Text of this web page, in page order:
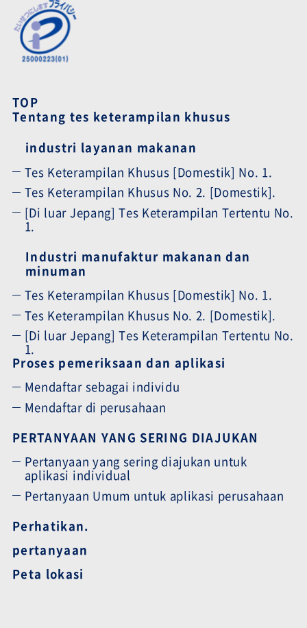
TOP
Tentang tes keterampilan khusus
industri layanan makanan
Tes Keterampilan Khusus [Domestik] No. 1.
Tes Keterampilan Khusus No. 2. [Domestik].
[Di luar Jepang] Tes Keterampilan Tertentu No.
1.
Industri manufaktur makanan dan
minuman
Tes Keterampilan Khusus [Domestik] No. 1.
Tes Keterampilan Khusus No. 2. [Domestik].
[Di luar Jepang] Tes Keterampilan Tertentu No.
1.
Proses pemeriksaan dan aplikasi
Mendaftar sebagai individu
Mendaftar di perusahaan
PERTANYAAN YANG SERING DIAJUKAN
Pertanyaan yang sering diajukan untuk
aplikasi individual
Pertanyaan Umum untuk aplikasi perusahaan
Perhatikan.
pertanyaan
Peta lokasi